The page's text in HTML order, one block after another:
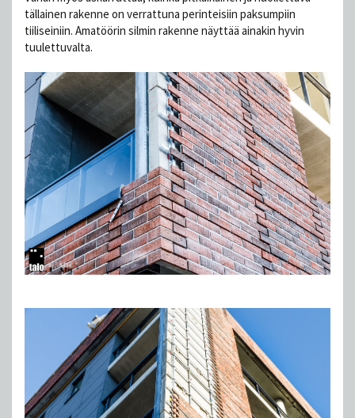
tällainen rakenne on verrattuna perinteisiin paksumpiin
tiiliseiniin. Amatöörin silmin rakenne näyttää ainakin hyvin
tuulettuvalta.